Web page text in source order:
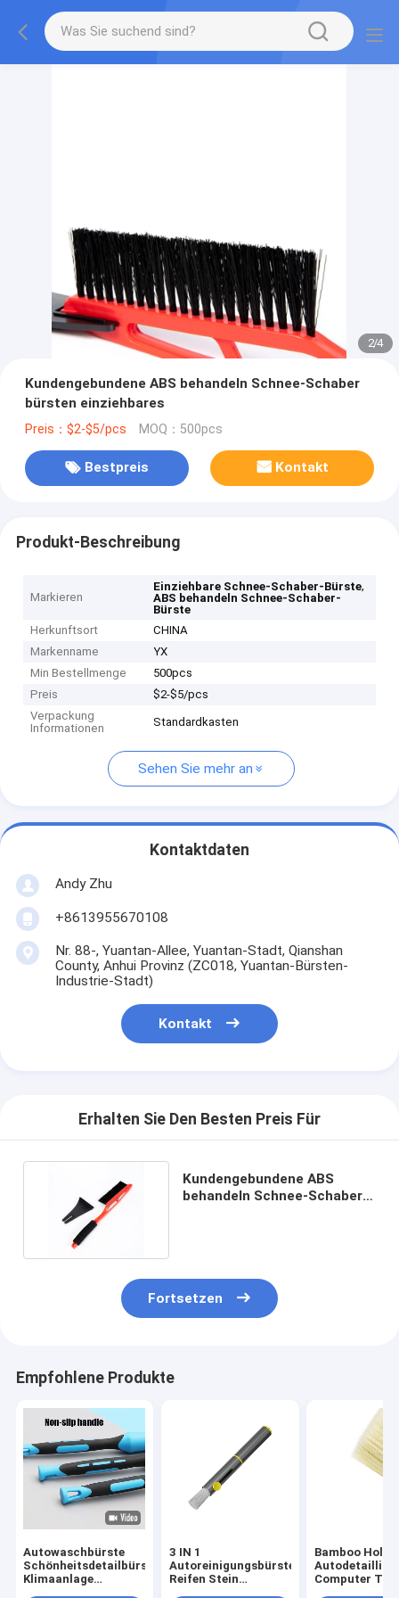
2/4
Kundengebundene ABS behandeln Schnee-Schaber
bürsten einziehbares
Preis：$2-$5/pcs MOQ：500pcs
Bestpreis Kontakt
Produkt-Beschreibung
Markieren
Einziehbare Schnee-Schaber-Bürste,
ABS behandeln Schnee-Schaber-
Bürste
Herkunftsort
CHINA
Markenname
YX
Min Bestellmenge
500pcs
Preis
$2-$5/pcs
Verpackung
Informationen
Standardkasten
Sehen Sie mehr an
Kontaktdaten
Andy Zhu
+8613955670108
Nr. 88-, Yuantan-Allee, Yuantan-Stadt, Qianshan
County, Anhui Provinz (ZC018, Yuantan-Bürsten-
Industrie-Stadt)
Kontakt
Erhalten Sie Den Besten Preis Für
Kundengebundene ABS
behandeln Schnee-Schaber
Fortsetzen
Empfohlene Produkte
Autowaschbürste
Schönheitsdetailbürste
Klimaanlage
3 IN 1
Autoreinigungsbürste
Reifen Stein
Bamboo Holz
Computer